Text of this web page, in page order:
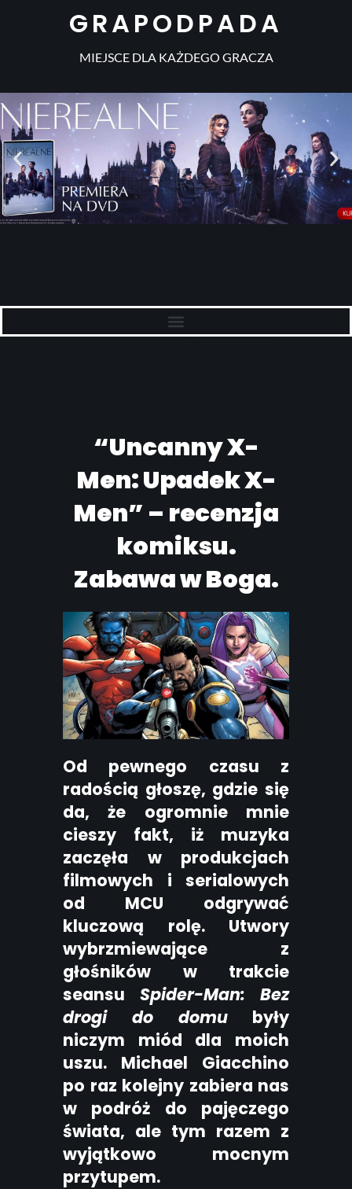
GRAPODPADA
MIEJSCE DLA KAŻDEGO GRACZA
“Uncanny X-
Men: Upadek X-
Men” – recenzja
komiksu.
Zabawa w Boga.
Od pewnego czasu z
radością głoszę, gdzie się
da, że ogromnie mnie
cieszy fakt, iż muzyka
zaczęła w produkcjach
filmowych i serialowych
od MCU odgrywać
kluczową rolę. Utwory
wybrzmiewające z
głośników w trakcie
seansu Spider-Man:
Bez
drogi do domu były
niczym miód dla moich
uszu. Michael Giacchino
po raz kolejny zabiera nas
w podróż do pajęczego
świata, ale tym razem z
wyjątkowo mocnym
przytupem.